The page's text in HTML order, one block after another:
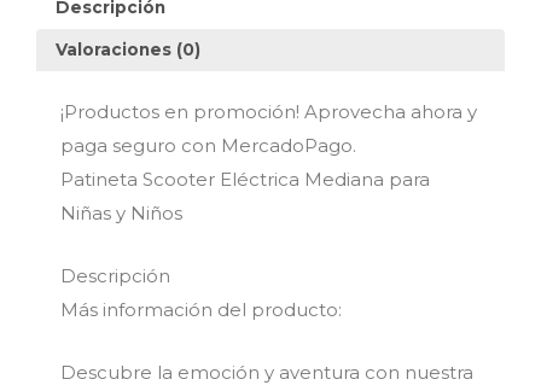
cantidad
Descripción
Valoraciones (0)
¡Productos en promoción! Aprovecha ahora y
paga seguro con MercadoPago.
Patineta Scooter Eléctrica Mediana para
Niñas y Niños
Descripción
Más información del producto:
Descubre la emoción y aventura con nuestra